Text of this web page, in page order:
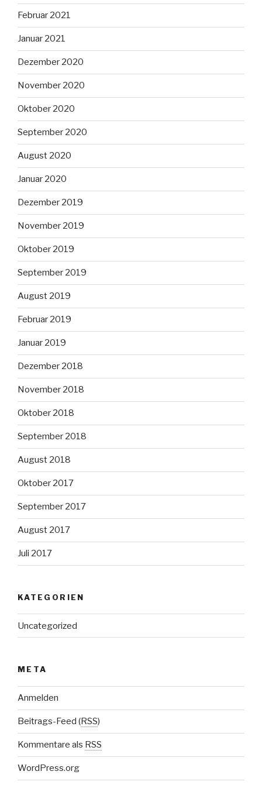
Februar 2021
Januar 2021
Dezember 2020
November 2020
Oktober 2020
September 2020
August 2020
Januar 2020
Dezember 2019
November 2019
Oktober 2019
September 2019
August 2019
Februar 2019
Januar 2019
Dezember 2018
November 2018
Oktober 2018
September 2018
August 2018
Oktober 2017
September 2017
August 2017
Juli 2017
KATEGORIEN
Uncategorized
META
Anmelden
Beitrags-Feed (RSS)
Kommentare als RSS
WordPress.org